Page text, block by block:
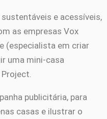
​​e acessíveis,
as empresas Vox
(especialista em criar
uma mini-casa
publicitária, para
casas e ilustrar o